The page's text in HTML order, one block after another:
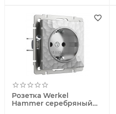
Розетка Werkel
Hammer серебряный